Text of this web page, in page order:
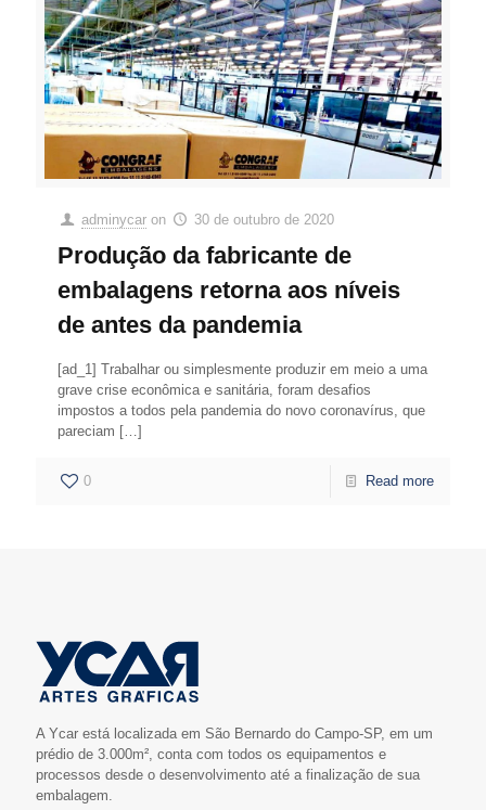
adminycar on 30 de outubro de 2020
Produção da fabricante de
embalagens retorna aos níveis
de antes da pandemia
[ad_1] Trabalhar ou simplesmente produzir em meio a uma
grave crise econômica e sanitária, foram desafios
impostos a todos pela pandemia do novo coronavírus, que
pareciam […]
0 Read more
A Ycar está localizada em São Bernardo do Campo-SP, em um
prédio de 3.000m², conta com todos os equipamentos e
processos desde o desenvolvimento até a finalização de sua
embalagem.